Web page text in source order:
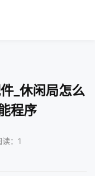
_休闲局怎么
程序
：1